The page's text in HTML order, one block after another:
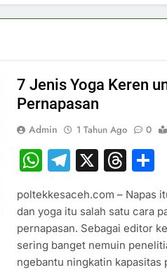
7 Jenis Yoga Keren
Pernapasan
Admin 1 Tahun Ago 0
WhatsApp
Telegram
X
poltekkesaceh.com – Napas
dan yoga itu salah satu cara
pernapasan. Sebagai editor
sering banget nemuin
ngebantu ningkatin kapasitas